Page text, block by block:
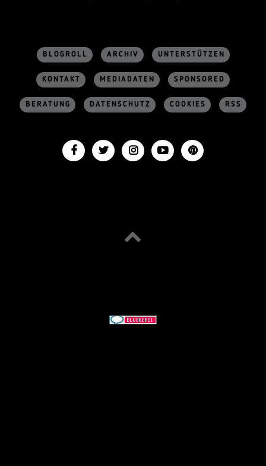
BLOGROLL ARCHIV UNTERSTÜTZEN
KONTAKT MEDIADATEN SPONSORED
BERATUNG DATENSCHUTZ COOKIES RSS